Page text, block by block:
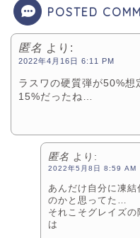
POSTED
匿名 より:
2022年4月16日 6:11 PM
ラスワの硬質弾が50%想
15%だったね…
匿名 より:
2022年5月8日 8:59 AM
あんだけ自分に凍
のかと思ってた…
それこそグレイズ
は